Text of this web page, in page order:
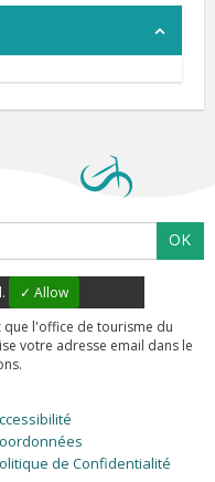
OK
✓ Allow
que l'office de tourisme du
votre adresse email dans le
de Confidentialité